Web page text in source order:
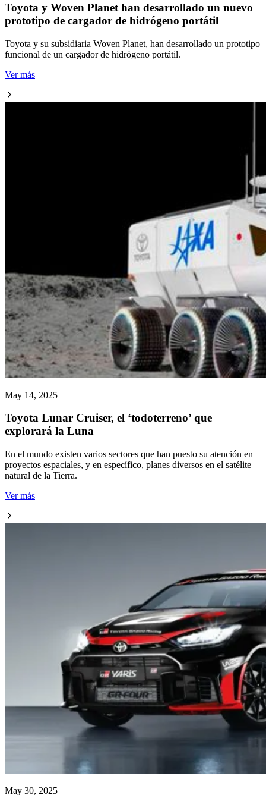
Toyota y Woven Planet han desarrollado un nuevo
prototipo de cargador de hidrógeno portátil
Toyota y su subsidiaria Woven Planet, han desarrollado un prototipo
funcional de un cargador de hidrógeno portátil.
Ver más
May 14, 2025
Toyota Lunar Cruiser, el ‘todoterreno’ que
explorará la Luna
En el mundo existen varios sectores que han puesto su atención en
proyectos espaciales, y en específico, planes diversos en el satélite
natural de la Tierra.
Ver más
May 30, 2025